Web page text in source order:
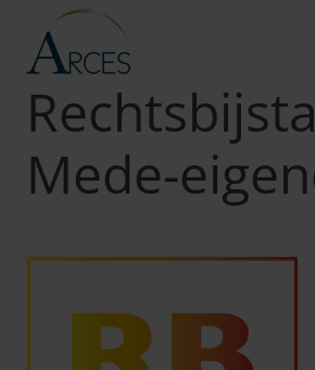
Skip to Main Content
Arces Producten
Mede-